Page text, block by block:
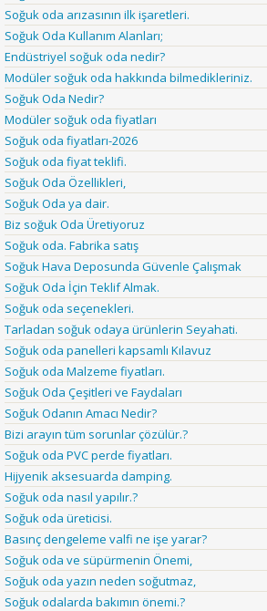
Soğuk oda arızasının ilk işaretleri.
Soğuk Oda Kullanım Alanları;
Endüstriyel soğuk oda nedir?
Modüler soğuk oda hakkında bilmedikleriniz.
Soğuk Oda Nedir?
Modüler soğuk oda fiyatları
Soğuk oda fiyatları-2026
Soğuk oda fiyat teklifi.
Soğuk Oda Özellikleri,
Soğuk Oda ya dair.
Biz soğuk Oda Üretiyoruz
Soğuk oda. Fabrika satış
Soğuk Hava Deposunda Güvenle Çalışmak
Soğuk Oda İçin Teklif Almak.
Soğuk oda seçenekleri.
Tarladan soğuk odaya ürünlerin Seyahati.
Soğuk oda panelleri kapsamlı Kılavuz
Soğuk oda Malzeme fiyatları.
Soğuk Oda Çeşitleri ve Faydaları
Soğuk Odanın Amacı Nedir?
Bizi arayın tüm sorunlar çözülür.?
Soğuk oda PVC perde fiyatları.
Hijyenik aksesuarda damping.
Soğuk oda nasıl yapılır.?
Soğuk oda üreticisi.
Basınç dengeleme valfi ne işe yarar?
Soğuk oda ve süpürmenin Önemi,
Soğuk oda yazın neden soğutmaz,
Soğuk odalarda bakımın önemi.?